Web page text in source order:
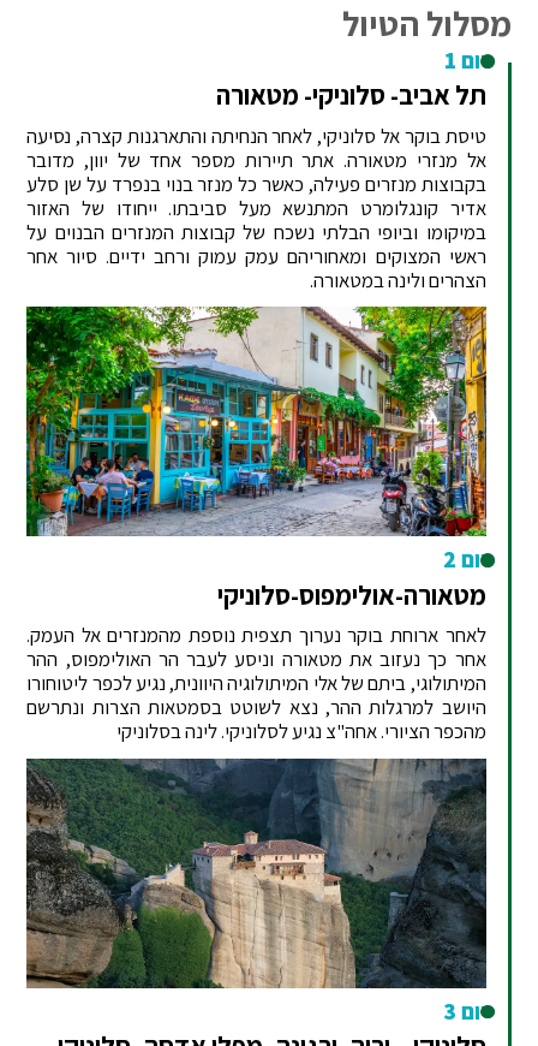
מסלול הטיול
יום 1
תל אביב- סלוניקי- מטאורה
טיסת בוקר אל סלוניקי, לאחר הנחיתה והתארגנות קצרה, נסיעה
אל מנזרי מטאורה. אתר תיירות מספר אחד של יוון, מדובר
בקבוצות מנזרים פעילה, כאשר כל מנזר בנוי בנפרד על שן סלע
אדיר קונגלומרט המתנשא מעל סביבתו. ייחודו של האזור
במיקומו וביופי הבלתי נשכח של קבוצות המנזרים הבנוים על
ראשי המצוקים ומאחוריהם עמק עמוק ורחב ידיים. סיור אחר
הצהרים ולינה במטאורה.
יום 2
מטאורה-אולימפוס-סלוניקי
לאחר ארוחת בוקר נערוך תצפית נוספת מהמנזרים אל העמק.
אחר כך נעזוב את מטאורה וניסע לעבר הר האולימפוס, ההר
המיתולוגי, ביתם של אלי המיתולוגיה היוונית, נגיע לכפר ליטוחורו
היושב למרגלות ההר, נצא לשוטט בסמטאות הצרות ונתרשם
מהכפר הציורי. אחה"צ נגיע לסלוניקי. לינה בסלוניקי
יום 3